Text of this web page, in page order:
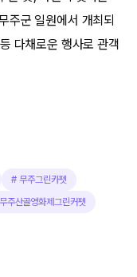
주군 일원에서 개최되
다채로운 행사로 관객
# 무주그린카펫
무주산골영화제그린커펫